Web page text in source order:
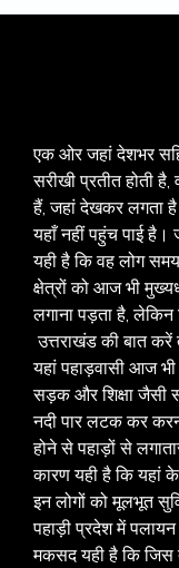
एक ओर जहां देशभर
सरीखी प्रतीत होती
हैं, जहां देखकर लगता
यहाँ नहीं पहुंच पाई है।
यही है कि वह लोग
क्षेत्रों को आज भी
लगाना पड़ता है, लेकिन
उत्तराखंड की बात करें
यहां पहाड़वासी आज
सड़क और शिक्षा जैसी
नदी पार लटक कर
होने से पहाड़ों से
कारण यही है कि यहां
इन लोगों को मूलभूत
पहाड़ी प्रदेश में
मकसद यही है कि जिस